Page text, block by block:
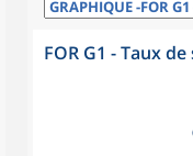
FOR G1 - Taux